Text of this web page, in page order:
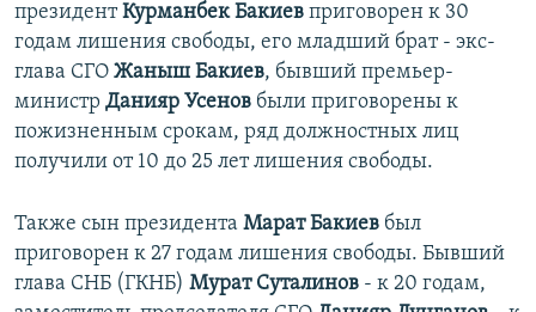
президентКурманбек Бакиев приговорен к 30
годам лишения свободы, его младший брат - экс-
глава СГО Жаныш Бакиев, бывший премьер-
министр Данияр Усенов были приговорены к
пожизненным срокам, ряд должностных лиц
получили от 10 до 25 лет лишения свободы.
Также сын президента Марат Бакиев был
приговорен к 27 годам лишения свободы. Бывший
глава СНБ (ГКНБ) Мурат Суталинов - к 20 годам,